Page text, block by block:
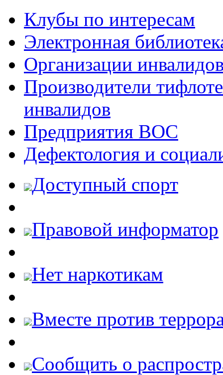
Клубы по интересам
Электронная
Организации
Производители
инвалидов
Предприятия ВОС
Дефектология и
Доступный спорт
Правовой информатор
Нет наркотикам
Вместе против
Cообщить о